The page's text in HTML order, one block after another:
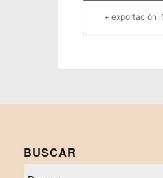
+ exportación
BUSCAR